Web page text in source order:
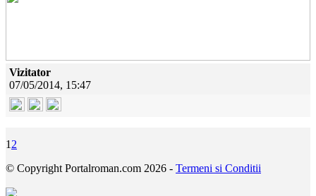
Vizitator
07/05/2014, 15:47
1 2
© Copyright Portalroman.com 2026 - Termeni si Conditii